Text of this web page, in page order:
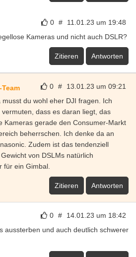
0 # 11.01.23 um 19:48
Kameras und nicht auch DSLR?
Zitieren Antworten
0 # 13.01.23 um 09:21
Team
musst du wohl eher DJI fragen. Ich
vermuten, dass es daran liegt, das
Kameras gerade den Consumer-Markt
beherrschen. Ich denke da an
Zudem ist das tendenziell
von DSLMs natürlich
für ein Gimbal.
Zitieren Antworten
0 # 14.01.23 um 18:42
aussterben und auch deutlich schwerer